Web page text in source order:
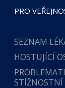
PRO
SEZNAM
HOSTUJÍCÍ
STÍŽNOSTNÍ